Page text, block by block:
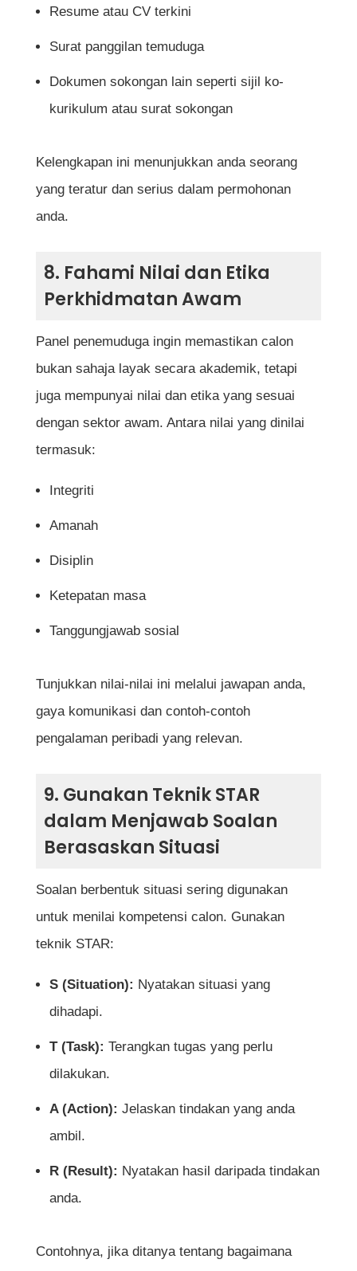
Resume atau CV terkini
Surat panggilan temuduga
Dokumen sokongan lain seperti sijil ko-
kurikulum atau surat sokongan
Kelengkapan ini menunjukkan anda seorang
yang teratur dan serius dalam permohonan
anda.
8. Fahami Nilai dan Etika
Perkhidmatan Awam
Panel penemuduga ingin memastikan calon
bukan sahaja layak secara akademik, tetapi
juga mempunyai nilai dan etika yang sesuai
dengan sektor awam. Antara nilai yang dinilai
termasuk:
Integriti
Amanah
Disiplin
Ketepatan masa
Tanggungjawab sosial
Tunjukkan nilai-nilai ini melalui jawapan anda,
gaya komunikasi dan contoh-contoh
pengalaman peribadi yang relevan.
9. Gunakan Teknik STAR
dalam Menjawab Soalan
Berasaskan Situasi
Soalan berbentuk situasi sering digunakan
untuk menilai kompetensi calon. Gunakan
teknik STAR:
S (Situation): Nyatakan situasi yang
dihadapi.
T (Task): Terangkan tugas yang perlu
dilakukan.
A (Action): Jelaskan tindakan yang anda
ambil.
R (Result): Nyatakan hasil daripada tindakan
anda.
Contohnya, jika ditanya tentang bagaimana